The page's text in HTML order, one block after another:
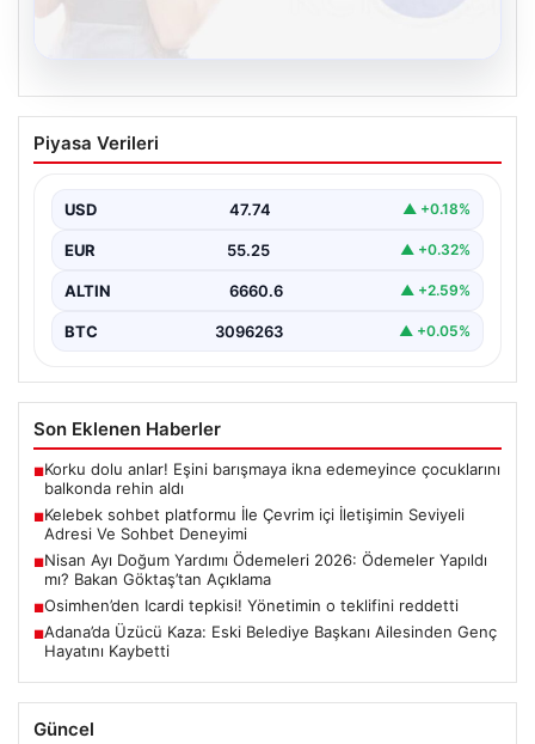
Kelebek sohbet platformu İle Çevrim içi
İletişimin Seviyeli Adresi Ve Sohbet
Sanal ortamında insanların seviyeli bir biçimde bağlantı
Halen…
Piyasa Verileri
USD 47.74 ▲ +0.18%
EUR 55.25 ▲ +0.32%
ALTIN 6660.6 ▲ +2.59%
BTC 3096263 ▲ +0.05%
Son Eklenen Haberler
■Korku dolu anlar! Eşini barışmaya ikna edemeyince çocuklarını
balkonda rehin aldı
■Kelebek sohbet platformu İle Çevrim içi İletişimin Seviyeli
Adresi Ve Sohbet Deneyimi
■Nisan Ayı Doğum Yardımı Ödemeleri 2026: Ödemeler Yapıldı
mı? Bakan Göktaş’tan Açıklama
■Osimhen’den Icardi tepkisi! Yönetimin o teklifini reddetti
■Adana’da Üzücü Kaza: Eski Belediye Başkanı Ailesinden Genç
Hayatını Kaybetti
Güncel